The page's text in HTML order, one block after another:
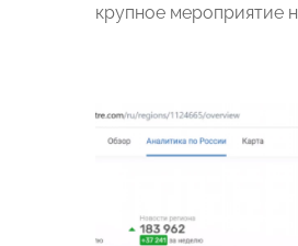
крупное